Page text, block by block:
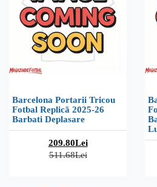
Barcelona Portarii Tricou
Fotbal Replică 2025-26
Barbati Deplasare
209.80Lei
511.68Lei